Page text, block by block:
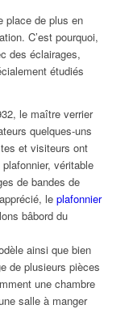
place de plus en
C’est pourquoi,
des éclairages,
étudiés
le maître verrier
quelques-uns
et visiteurs ont
véritable
de bandes de
le plafonnier
bâbord du
ainsi que bien
de plusieurs pièces
une chambre
salle à manger